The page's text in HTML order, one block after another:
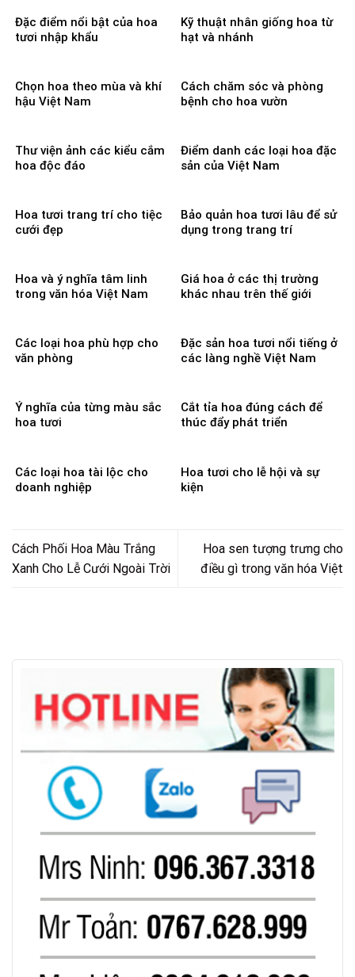
Đặc điểm nổi bật của hoa
tươi nhập khẩu
Kỹ thuật nhân giống hoa từ
hạt và nhánh
Chọn hoa theo mùa và khí
hậu Việt Nam
Cách chăm sóc và phòng
bệnh cho hoa vườn
Thư viện ảnh các kiểu cắm
hoa độc đáo
Điểm danh các loại hoa đặc
sản của Việt Nam
Hoa tươi trang trí cho tiệc
cưới đẹp
Bảo quản hoa tươi lâu để sử
dụng trong trang trí
Hoa và ý nghĩa tâm linh
trong văn hóa Việt Nam
Giá hoa ở các thị trường
khác nhau trên thế giới
Các loại hoa phù hợp cho
văn phòng
Đặc sản hoa tươi nổi tiếng ở
các làng nghề Việt Nam
Ý nghĩa của từng màu sắc
hoa tươi
Cắt tỉa hoa đúng cách để
thúc đẩy phát triển
Các loại hoa tài lộc cho
doanh nghiệp
Hoa tươi cho lễ hội và sự
kiện
Cách Phối Hoa Màu Trắng
Xanh Cho Lễ Cưới Ngoài Trời
Hoa sen tượng trưng cho
điều gì trong văn hóa Việt